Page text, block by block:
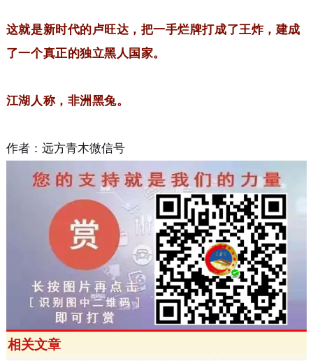
这就是新时代的卢旺达，把一手烂牌打成了王炸，建成
了一个真正的独立黑人国家。
江湖人称，非洲黑兔。
作者：远方青木微信号
相关文章